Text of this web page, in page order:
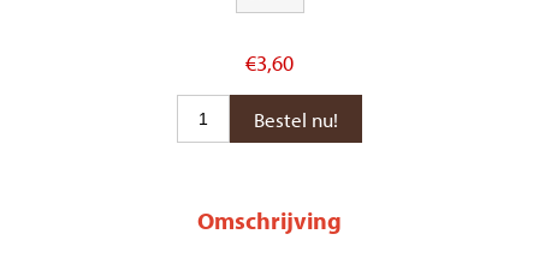
€3,60
Omschrijving